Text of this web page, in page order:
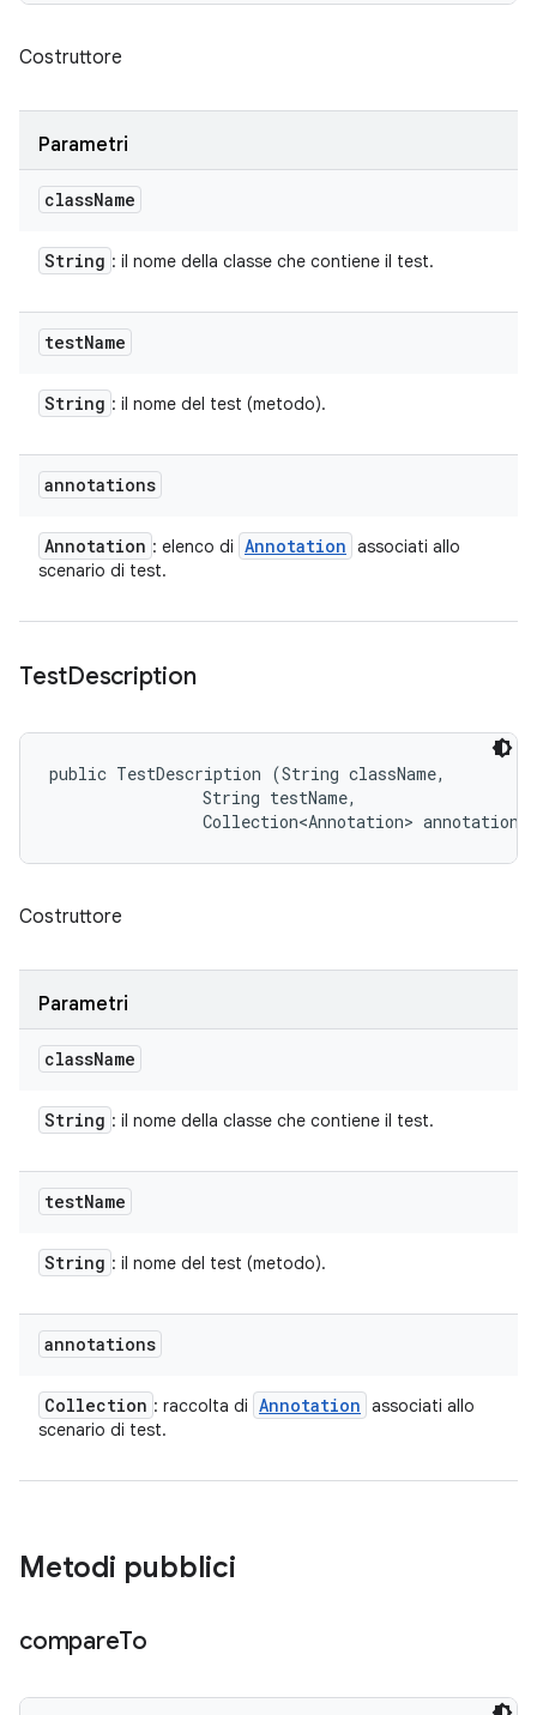
Costruttore
Parametri
className
String : il nome della classe che contiene il test.
testName
String : il nome del test (metodo).
annotations
Annotation : elenco di Annotation associati allo
scenario di test.
TestDescription
public TestDescription (String className,
                String testName,
Collection<Annotation>
Costruttore
Parametri
className
String : il nome della classe che contiene il test.
testName
String : il nome del test (metodo).
annotations
Collection : raccolta di Annotation associati allo
scenario di test.
Metodi pubblici
compareTo